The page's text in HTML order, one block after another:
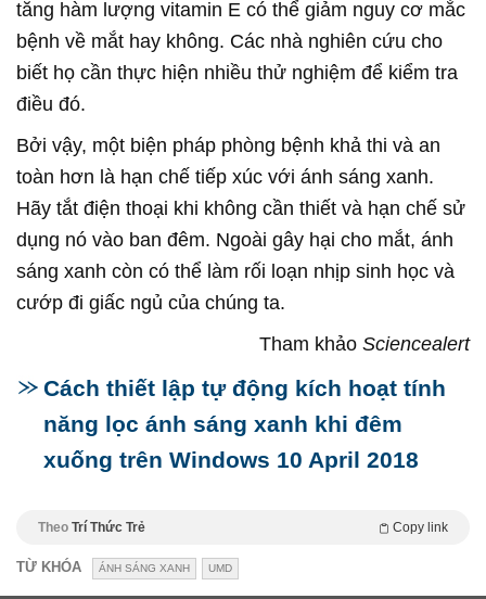
tăng hàm lượng vitamin E có thể giảm nguy cơ mắc
bệnh về mắt hay không. Các nhà nghiên cứu cho
biết họ cần thực hiện nhiều thử nghiệm để kiểm tra
điều đó.
Bởi vậy, một biện pháp phòng bệnh khả thi và an
toàn hơn là hạn chế tiếp xúc với ánh sáng xanh.
Hãy tắt điện thoại khi không cần thiết và hạn chế sử
dụng nó vào ban đêm. Ngoài gây hại cho mắt, ánh
sáng xanh còn có thể làm rối loạn nhịp sinh học và
cướp đi giấc ngủ của chúng ta.
Tham khảo Sciencealert
Cách thiết lập tự động kích hoạt tính
năng lọc ánh sáng xanh khi đêm
xuống trên Windows 10 April 2018
Theo Trí Thức Trẻ Copy link
TỪ KHÓA ÁNH SÁNG XANH UMD